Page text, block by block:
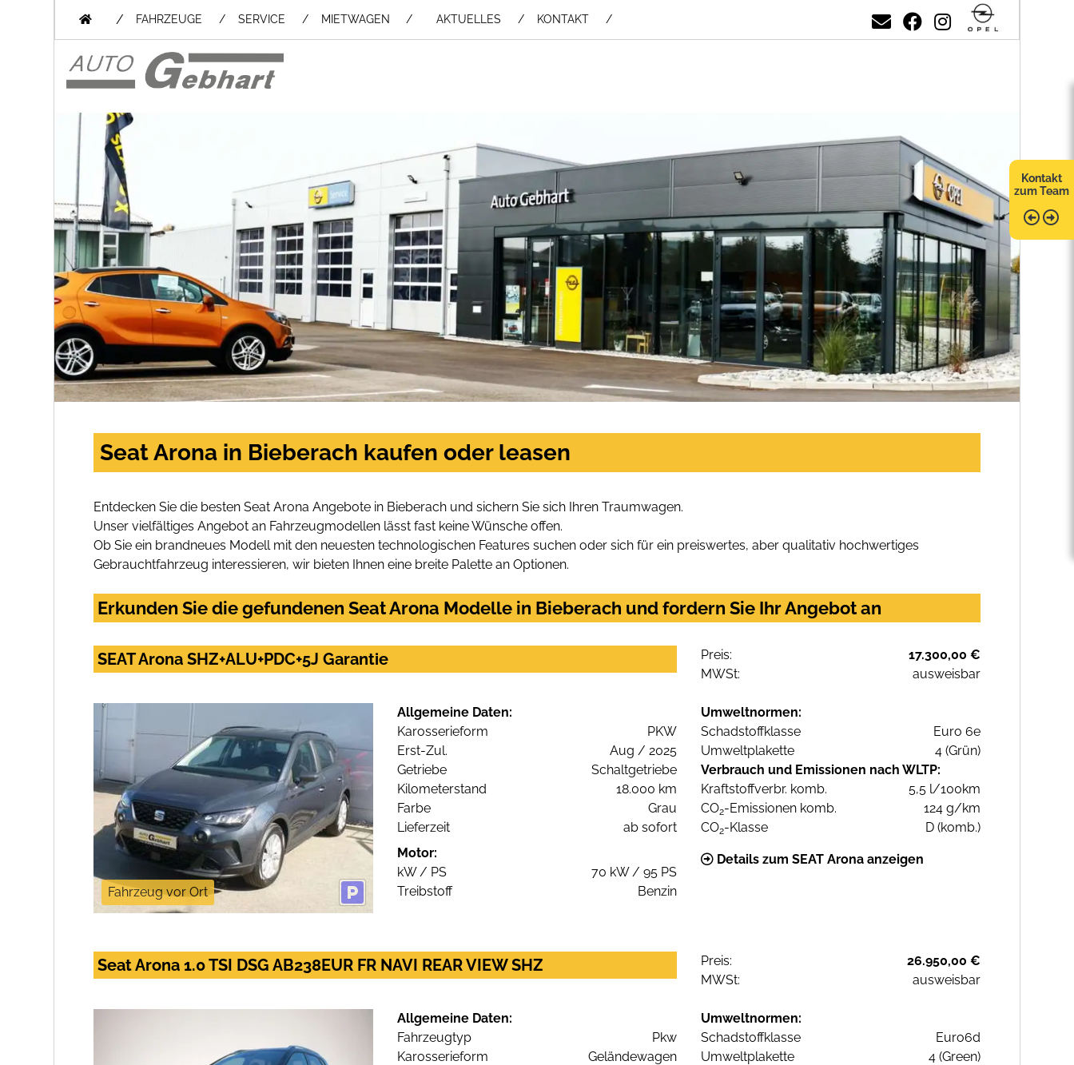
/ FAHRZEUGE SERVICE MIETWAGEN / AKTUELLES KONTAKT
Kontakt
zum Team
Seat Arona in Bieberach kaufen oder leasen
Entdecken Sie die besten Seat Arona Angebote in Bieberach und sichern Sie sich Ihren Traumwagen.
Unser vielfältiges Angebot an Fahrzeugmodellen lässt fast keine Wünsche offen.
Ob Sie ein brandneues Modell mit den neuesten technologischen Features suchen oder sich für ein preiswertes, aber qualitativ hochwertiges
Gebrauchtfahrzeug interessieren, wir bieten Ihnen eine breite Palette an Optionen.
Erkunden Sie die gefundenen Seat Arona Modelle in Bieberach und fordern Sie Ihr Angebot an
SEAT Arona SHZ+ALU+PDC+5J Garantie Preis:
17.300,00 €
MWSt:
ausweisbar
Fahrzeug vor Ort
Allgemeine Daten:
Karosserieform
PKW
Erst-Zul.
Aug / 2025
Getriebe
Schaltgetriebe
Kilometerstand
18.000 km
Farbe
Grau
Lieferzeit
ab sofort
Motor:
kW / PS
70 kW / 95 PS
Treibstoff
Benzin
Umweltnormen:
Schadstoffklasse
Euro 6e
Umweltplakette
4 (Grün)
Verbrauch und Emissionen nach WLTP:
Kraftstoffverbr. komb.
5,5 l/100km
CO2-Emissionen komb.
124 g/km
CO2-Klasse D (komb.)
Details zum SEAT Arona anzeigen
Seat Arona 1.0 TSI DSG AB238EUR FR NAVI REAR VIEW SHZ Preis:
26.950,00 €
MWSt:
ausweisbar
Allgemeine Daten:
Fahrzeugtyp
Pkw
Karosserieform
Geländewagen
Umweltnormen:
Schadstoffklasse
Euro6d
Umweltplakette
4 (Green)